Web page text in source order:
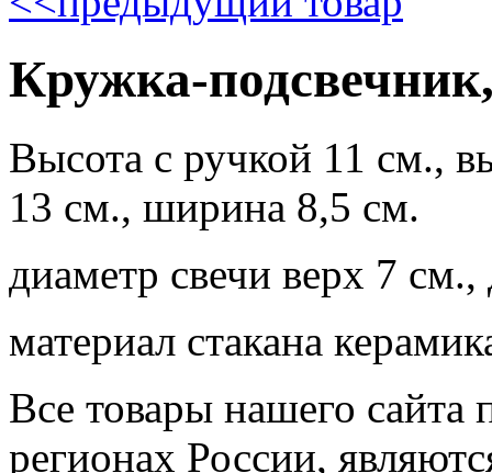
Кружка-
Высота с ручкой 11 см.,
13 см., ширина 8,5 см.
диаметр свечи верх 7
материал стакана
Все товары нашего сайта
регионах России,